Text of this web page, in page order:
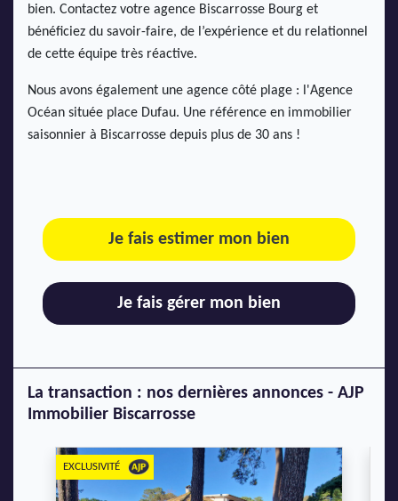
bien. Contactez votre agence Biscarrosse Bourg et
bénéficiez du savoir-faire, de l’expérience et du relationnel
de cette équipe très réactive.
Nous avons également une agence côté plage : l'Agence
Océan située place Dufau. Une référence en immobilier
saisonnier à Biscarrosse depuis plus de 30 ans !
Je fais estimer mon bien
Je fais gérer mon bien
La transaction : nos dernières annonces - AJP
Immobilier Biscarrosse
EXCLUSIVITÉ